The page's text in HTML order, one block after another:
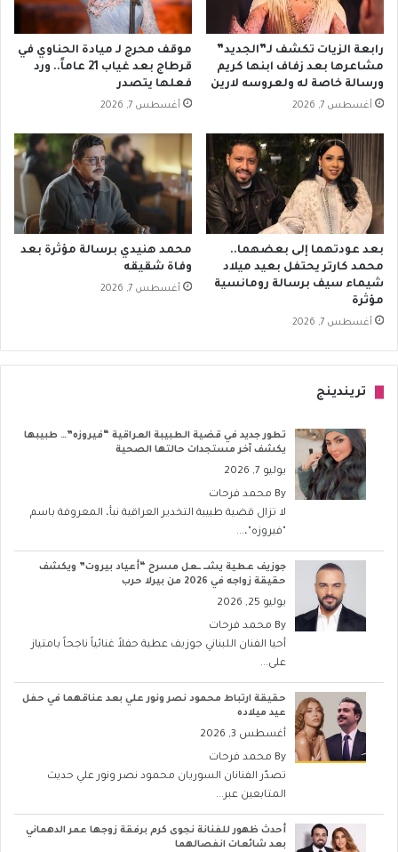
رابعة الزيات تكشف لـ”الجديد”
مشاعرها بعد زفاف ابنها كريم
ورسالة خاصة له ولعروسه لارين
أغسطس 7, 2026
موقف محرج لـ ميادة الحناوي في
قرطاج بعد غياب 21 عاماً.. ورد
فعلها يتصدر
أغسطس 7, 2026
بعد عودتهما إلى بعضهما..
محمد كارتر يحتفل بعيد ميلاد
شيماء سيف برسالة رومانسية
مؤثرة
أغسطس 7, 2026
محمد هنيدي برسالة مؤثرة بعد
وفاة شقيقه
أغسطس 7, 2026
تريندينج
تطور جديد في قضية الطبيبة العراقية “فيروزه”… طبيبها
يكشف آخر مستجدات حالتها الصحية
يوليو 7, 2026
By محمد فرحات
لا تزال قضية طبيبة التخدير العراقية نبأ، المعروفة باسم
"فيروزه"،...
جوزيف عطية يشــ ــعل مسرح “أعياد بيروت” ويكشف
حقيقة زواجه في 2026 من بيرلا حرب
يوليو 25, 2026
By محمد فرحات
أحيا الفنان اللبناني جوزيف عطية حفلاً غنائياً ناجحاً بامتياز
على...
حقيقة ارتباط محمود نصر ونور علي بعد عناقهما في حفل
عيد ميلاده
أغسطس 3, 2026
By محمد فرحات
تصدّر الفنانان السوريان محمود نصر ونور علي حديث
المتابعين عبر...
أحدث ظهور للفنانة نجوى كرم برفقة زوجها عمر الدهماني
بعد شائعات انفصالهما